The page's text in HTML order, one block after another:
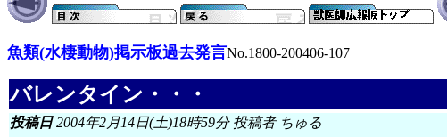
魚類(水棲動物)掲示板過去発言No.1800-200406-107
バレンタイン・・・
投稿日2004年2月14日(土)18時59分 投稿者 ちゅる